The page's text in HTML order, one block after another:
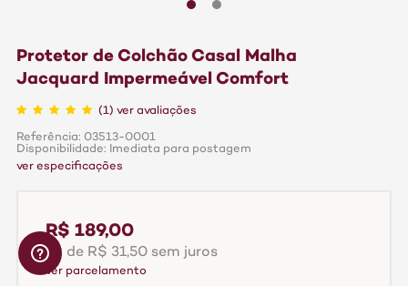
Protetor de Colchão Casal Malha
Jacquard Impermeável Comfort
(1) ver avaliações
Referência: 03513-0001
Disponibilidade: Imediata para postagem
ver especificações
R$ 189,00
6x de R$ 31,50 sem juros
ver parcelamento